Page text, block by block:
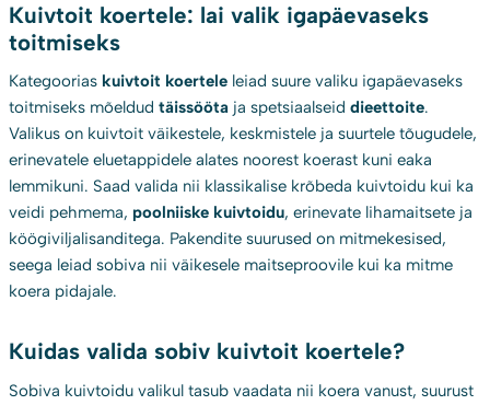
Kuivtoit koertele: lai valik igapäevaseks
toitmiseks
Kategoorias kuivtoit koertele leiad suure valiku igapäevaseks
toitmiseks mõeldud täissööta ja spetsiaalseid dieettoite.
Valikus on kuivtoit väikestele, keskmistele ja suurtele tõugudele,
erinevatele eluetappidele alates noorest koerast kuni eaka
lemmikuni. Saad valida nii klassikalise krõbeda kuivtoidu kui ka
veidi pehmema, poolniiske kuivtoidu, erinevate lihamaitsete ja
köögiviljalisanditega. Pakendite suurused on mitmekesised,
seega leiad sobiva nii väikesele maitseproovile kui ka mitme
koera pidajale.
Kuidas valida sobiv kuivtoit koertele?
Sobiva kuivtoidu valikul tasub vaadata nii koera vanust, suurust